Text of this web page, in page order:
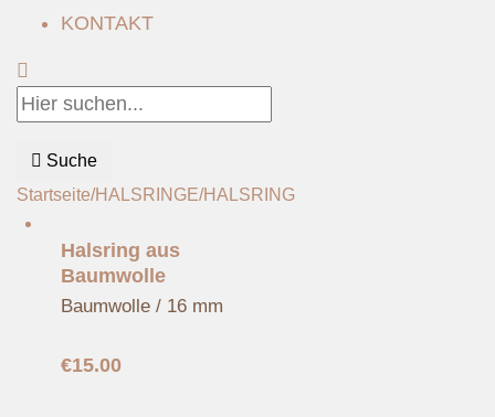
KONTAKT
Suche
Startseite/HALSRINGE/HALSRING
Halsring aus
Baumwolle
Baumwolle / 16 mm
€15.00